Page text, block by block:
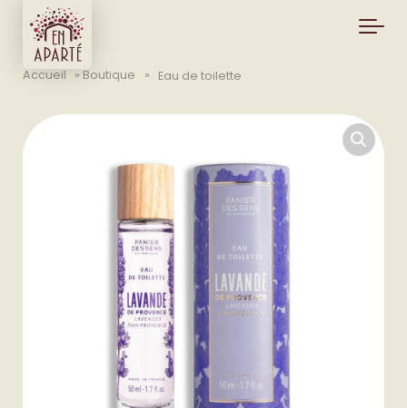
Skip to main content
Accueil » Boutique » Eau de toilette